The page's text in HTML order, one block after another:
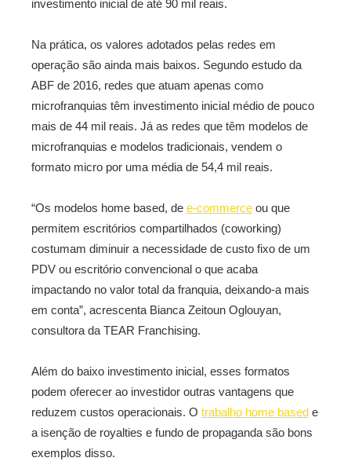
investimento inicial de até 90 mil reais.
Na prática, os valores adotados pelas redes em
operação são ainda mais baixos. Segundo estudo da
ABF de 2016, redes que atuam apenas como
microfranquias têm investimento inicial médio de pouco
mais de 44 mil reais. Já as redes que têm modelos de
microfranquias e modelos tradicionais, vendem o
formato micro por uma média de 54,4 mil reais.
“Os modelos home based, de e-commerce ou que
permitem escritórios compartilhados (coworking)
costumam diminuir a necessidade de custo fixo de um
PDV ou escritório convencional o que acaba
impactando no valor total da franquia, deixando-a mais
em conta”, acrescenta Bianca Zeitoun Oglouyan,
consultora da TEAR Franchising.
Além do baixo investimento inicial, esses formatos
podem oferecer ao investidor outras vantagens que
reduzem custos operacionais. O trabalho home based e
a isenção de royalties e fundo de propaganda são bons
exemplos disso.